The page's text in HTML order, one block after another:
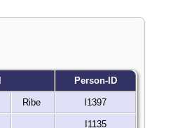
Person-ID
Ribe I1397
I1135